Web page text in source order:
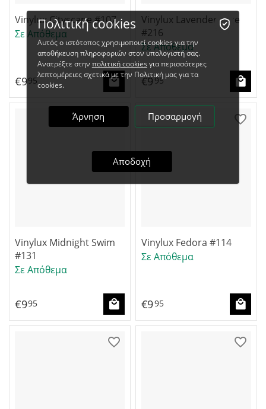
Vinylux Cityscape #107
Σε Απόθεμα
€995
Vinylux Lavender Lace
#216
Σε Απόθεμα
€995
Vinylux Midnight Swim
#131
Σε Απόθεμα
€995
Vinylux Fedora #114
Σε Απόθεμα
€995
Πολιτική cookies
Αυτός ο ιστότοπος χρησιμοποιεί cookies για την
αποθήκευση πληροφοριών στον υπολογιστή σας.
Ανατρέξτε στην πολιτική cookies για περισσότερες
λεπτομέρειες σχετικά με την Πολιτική μας για τα
cookies.
Άρνηση Προσαρμογή
Αποδοχή